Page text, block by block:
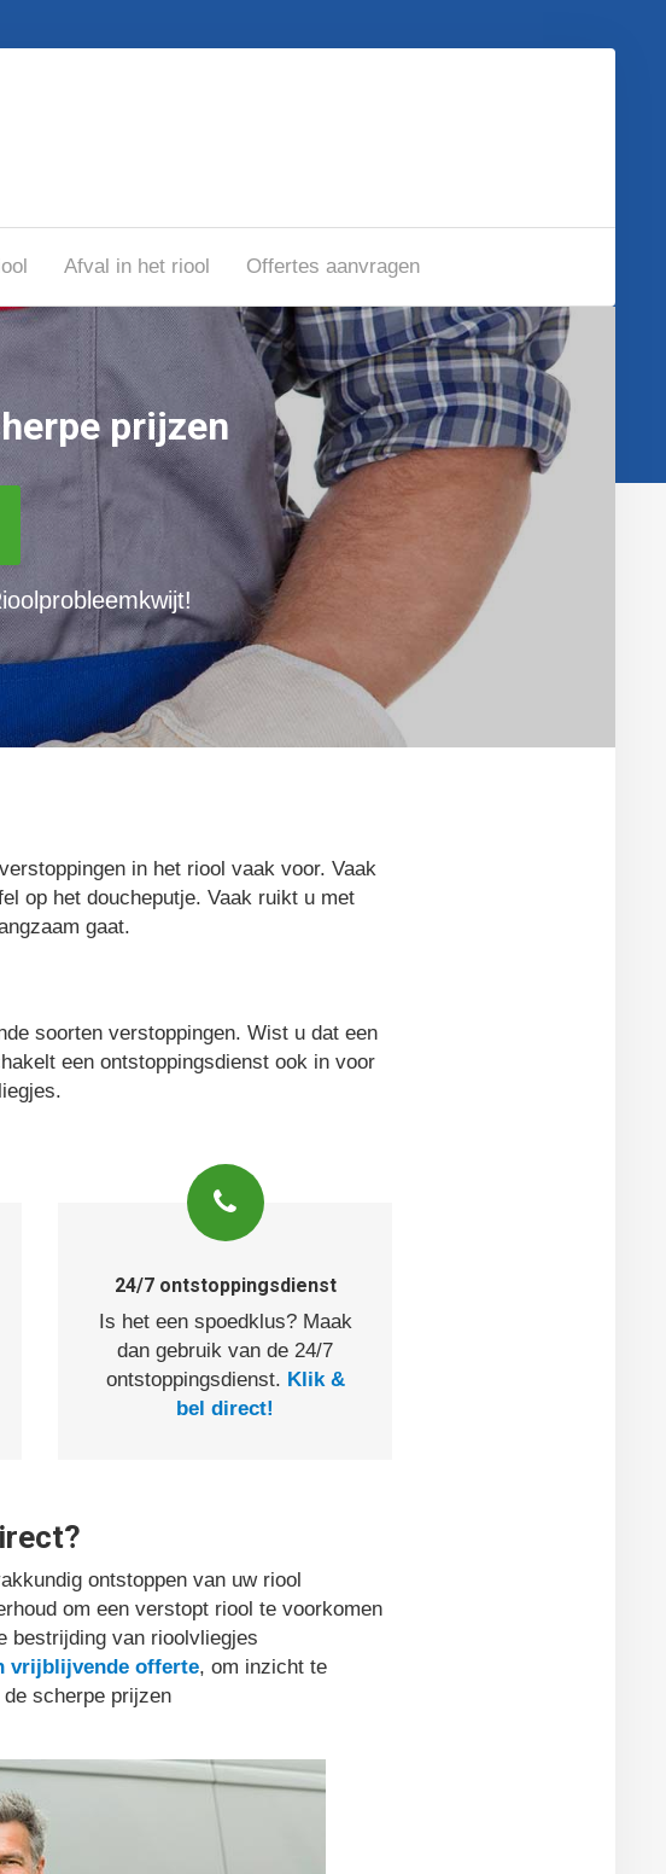
Afval in het riool Offertes aanvragen
prijzen
in het riool vaak voor. Vaak
op het doucheputje. Vaak ruikt u met
gaat.
soorten verstoppingen. Wist u dat een
een ontstoppingsdienst ook in voor
24/7 ontstoppingsdienst
Is het een spoedklus? Maak
dan gebruik van de 24/7
ontstoppingsdienst. Klik &
bel direct!
ontstoppen van uw riool
om een verstopt riool te voorkomen
bestrijding van rioolvliegjes
vrijblijvende offerte, om inzicht te
scherpe prijzen